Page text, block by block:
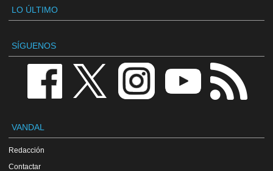
LO ÚLTIMO
SÍGUENOS
VANDAL
Redacción
Contactar